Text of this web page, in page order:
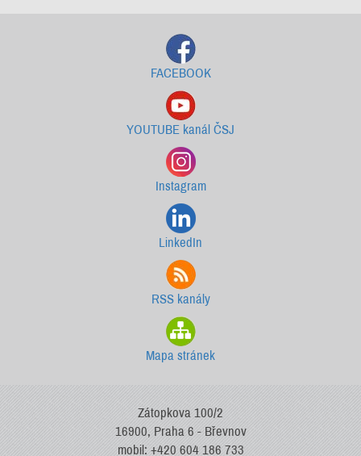
FACEBOOK
YOUTUBE kanál ČSJ
Instagram
LinkedIn
RSS kanály
Mapa stránek
Zátopkova 100/2
16900, Praha 6 - Břevnov
mobil: +420 604 186 733